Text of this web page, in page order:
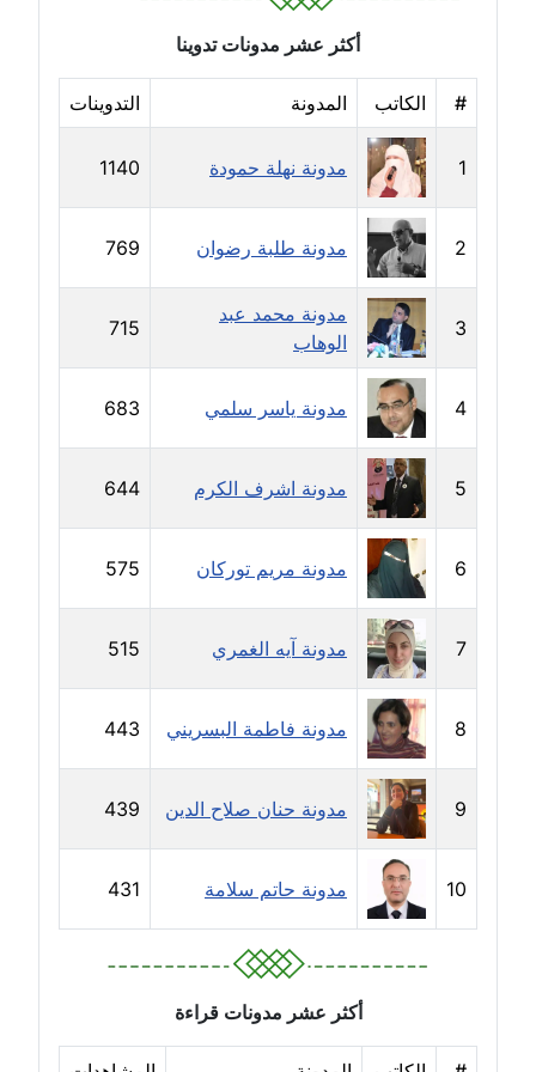
مدونة إيناس عراقي
عاملة
مدونة آيه ابو زهرة
عاملة
مدونة آية الدرديري
عاملة
مدونة آيه الغمري
عاملة
مدونة آية عبد العزيز
عاملة
مدونة ايهاب همام
عاملة
مدونة بيان هدية
عاملة
مدونة تامر زيدان
عاملة
مدونة تسنيم فضالي
عاملة
مدونة ثائر دالي
عاملة
مدونة جاد كريم
عاملة
مدونة جلال الخطيب
عاملة
أكثر عشر مدونات تدوينا
# الكاتب المدونة التدوينات
1 مدونة نهلة حمودة 1140
2 مدونة طلبة رضوان 769
3
مدونة محمد عبد
الوهاب
715
4 مدونة ياسر سلمي 683
5 مدونة اشرف الكرم 644
6 مدونة مريم توركان 575
7 مدونة آيه الغمري 515
8 مدونة فاطمة البسريني 443
9 مدونة حنان صلاح الدين 439
10 مدونة حاتم سلامة 431
أكثر عشر مدونات قراءة